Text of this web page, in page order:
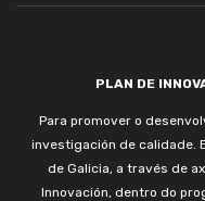
PLAN DE
Para promover o
investigación de calidade.
de Galicia, a través de
Innovación, dentro do